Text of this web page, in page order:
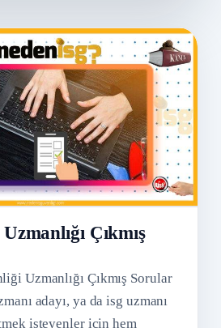
Çıkmış
Uzmanlığı Çıkmış Sorular
adayı, ya da isg uzmanı
isteyenler için hem